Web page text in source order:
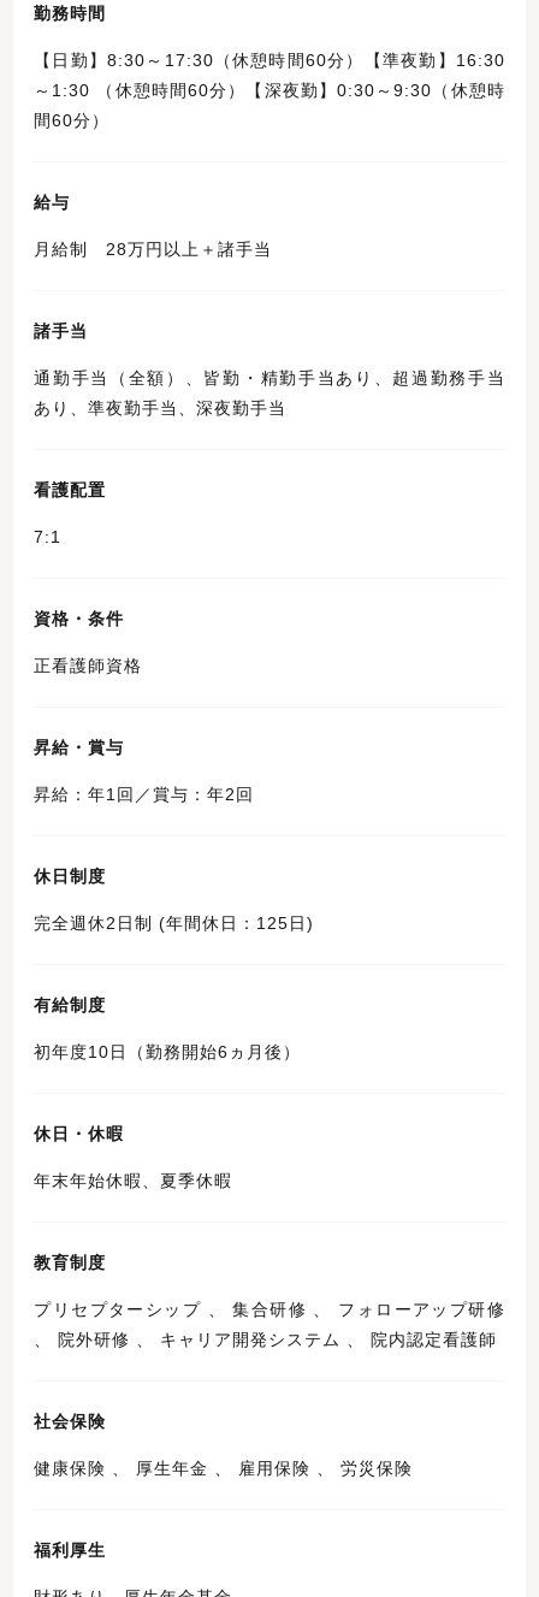
勤務時間
【日勤】8:30～17:30（休憩時間60分）【準夜勤】16:30
～1:30 （休憩時間60分）【深夜勤】0:30～9:30（休憩時
間60分）
給与
月給制 28万円以上＋諸手当
諸手当
通勤手当（全額）、皆勤・精勤手当あり、超過勤務手当
あり、準夜勤手当、深夜勤手当
看護配置
7:1
資格・条件
正看護師資格
昇給・賞与
昇給：年1回／賞与：年2回
休日制度
完全週休2日制 (年間休日：125日)
有給制度
初年度10日（勤務開始6ヵ月後）
休日・休暇
年末年始休暇、夏季休暇
教育制度
プリセプターシップ 、 集合研修 、 フォローアップ研修
、 院外研修 、 キャリア開発システム 、 院内認定看護師
社会保険
健康保険 、 厚生年金 、 雇用保険 、 労災保険
福利厚生